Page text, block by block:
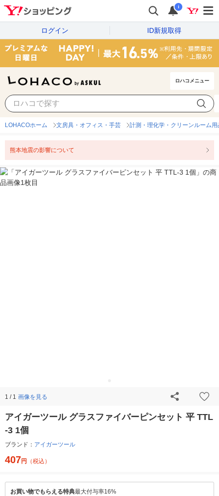
i
ログイン ID新規取得
ロハコメニュー
LOHACOホーム 文房具・オフィス・手芸 計測・理化学・クリーンルーム用
熊本地震の影響について
1 / 1 画像を見る
アイガーツール グラスファイバーピンセット 平 TTL
-3 1個
ブランド： アイガーツール
407円 （税込）
お買い物でもらえる特典最大付与率16%